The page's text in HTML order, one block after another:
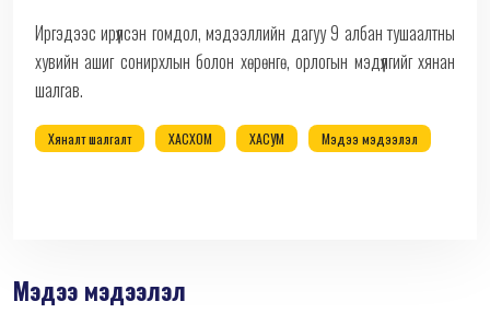
Иргэдээс ирүүлсэн гомдол, мэдээллийн дагуу 9 албан тушаалтны
хувийн ашиг сонирхлын болон хөрөнгө, орлогын мэдүүлгийг хянан
шалгав.
Хяналт шалгалт ХАСХОМ ХАСУМ Мэдээ мэдээлэл
Мэдээ мэдээлэл